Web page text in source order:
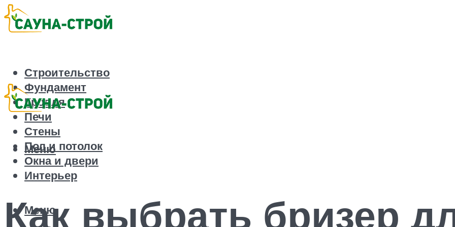
Строительство
Фундамент
Кровля
Печи
Стены
Пол и потолок
Окна и двери
Интерьер
Меню
Меню
Как выбрать бризер